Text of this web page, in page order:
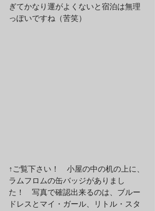
ぎてかなり運がよくないと宿泊は無理
っぽいですね（苦笑）
↑ご覧下さい！　小屋の中の机の上に、
ラムフロムの缶バッジがありまし
た！　写真で確認出来るのは、ブルー
ドレスとマイ・ガール、リトル・スタ